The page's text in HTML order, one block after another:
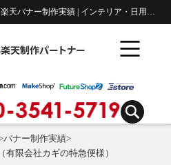
有限会社カギの特急便様の南京錠 楽天バナー制作実績 | インテリア・日用雑貨
天制作パートナー
バナー制作実績>
有限会社カギの特急便様）